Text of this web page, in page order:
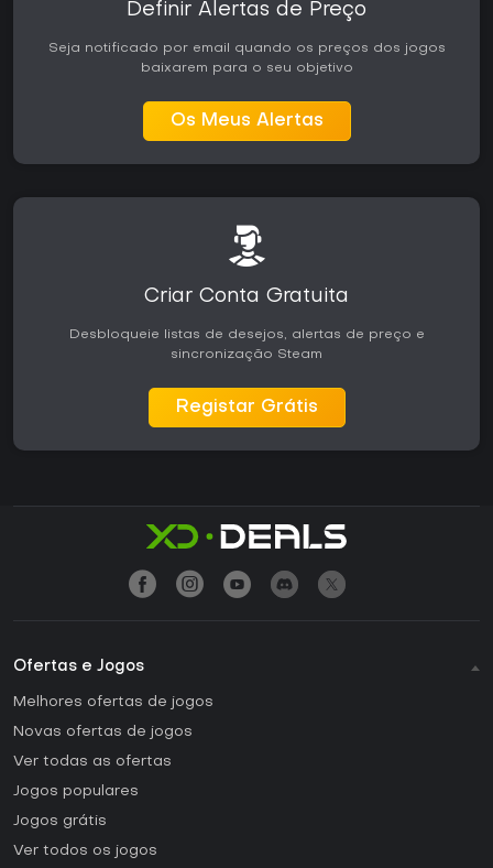
Definir Alertas de Preço
Seja notificado por email quando os preços dos jogos
baixarem para o seu objetivo
Os Meus Alertas
Criar Conta Gratuita
Desbloqueie listas de desejos, alertas de preço e
sincronização Steam
Registar Grátis
Ofertas e Jogos
Melhores ofertas de jogos
Novas ofertas de jogos
Ver todas as ofertas
Jogos populares
Jogos grátis
Ver todos os jogos